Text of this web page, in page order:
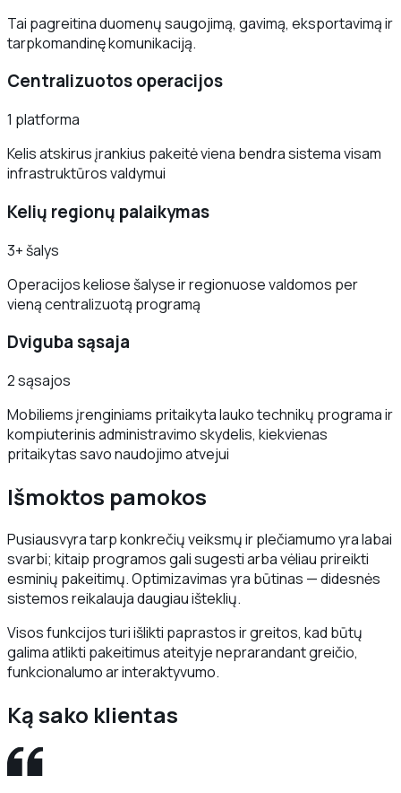
Tai pagreitina duomenų saugojimą, gavimą, eksportavimą ir
tarpkomandinę komunikaciją.
Centralizuotos operacijos
1 platforma
Kelis atskirus įrankius pakeitė viena bendra sistema visam
infrastruktūros valdymui
Kelių regionų palaikymas
3+ šalys
Operacijos keliose šalyse ir regionuose valdomos per
vieną centralizuotą programą
Dviguba sąsaja
2 sąsajos
Mobiliems įrenginiams pritaikyta lauko technikų programa ir
kompiuterinis administravimo skydelis, kiekvienas
pritaikytas savo naudojimo atvejui
Išmoktos pamokos
Pusiausvyra tarp konkrečių veiksmų ir plečiamumo yra labai
svarbi; kitaip programos gali sugesti arba vėliau prireikti
esminių pakeitimų. Optimizavimas yra būtinas — didesnės
sistemos reikalauja daugiau išteklių.
Visos funkcijos turi išlikti paprastos ir greitos, kad būtų
galima atlikti pakeitimus ateityje neprarandant greičio,
funkcionalumo ar interaktyvumo.
Ką sako klientas